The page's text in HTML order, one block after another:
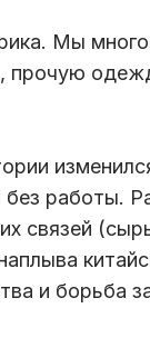
Мы
прочую
без работы.
связей
и борьба